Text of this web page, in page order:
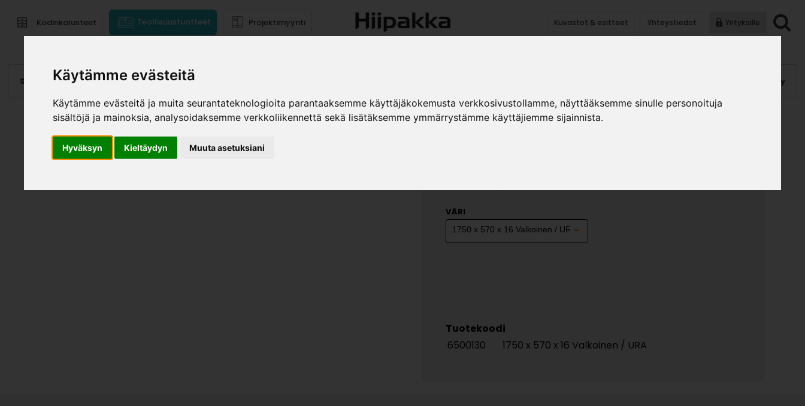
Käytämme evästeitä
Käytämme evästeitä ja muita seurantateknologioita parantaaksemme käyttäjäkokemusta verkkosivustollamme, näyttääksemme sinulle personoituja
sisältöjä ja mainoksia, analysoidaksemme verkkoliikennettä sekä lisätäksemme ymmärrystämme käyttäjiemme sijainnista.
Hyväksyn Kieltäydyn Muuta asetuksiani
Kodinkalusteet Teollisuustuotteet Projektimyynti Kuvastot & esitteet Yhteystiedot Yrityksille
Saranat Laatikot, kiskot Vetimet Pintakäsittely
VÄRI
Tuotekoodi
6500130
1750 x 570 x 16 Valkoinen / URA